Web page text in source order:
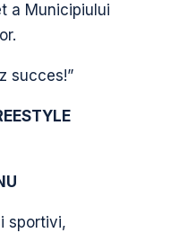
a Municipiului
succes!”
sportivi,